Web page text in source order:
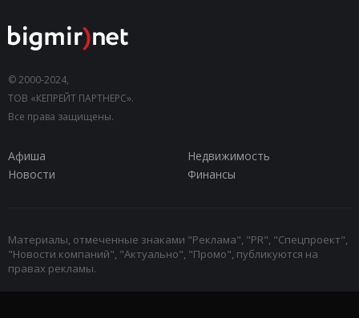
© 2000-2024,
ТОВ «КЕПРЕЙТ ПАРТНЕРС».
Все права защищены.
Афиша
Недвижимость
Новости
Финансы
Материалы, отмеченные знаками "Реклама", "PR", "Спецпроект",
"Новости компаний", "Актуально", "Промо", публикуются на
правах рекламы.